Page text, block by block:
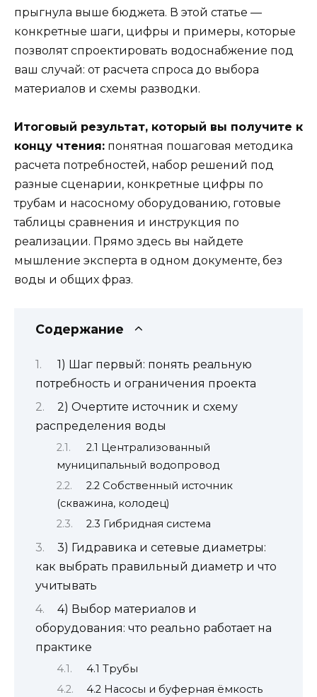
прыгнула выше бюджета. В этой статье —
конкретные шаги, цифры и примеры, которые
позволят спроектировать водоснабжение под
ваш случай: от расчета спроса до выбора
материалов и схемы разводки.
Итоговый результат, который вы получите к
концу чтения: понятная пошаговая методика
расчета потребностей, набор решений под
разные сценарии, конкретные цифры по
трубам и насосному оборудованию, готовые
таблицы сравнения и инструкция по
реализации. Прямо здесь вы найдете
мышление эксперта в одном документе, без
воды и общих фраз.
Содержание
1) Шаг первый: понять реальную
потребность и ограничения проекта
2) Очертите источник и схему
распределения воды
2.1 Централизованный
муниципальный водопровод
2.2 Собственный источник
(скважина, колодец)
2.3 Гибридная система
3) Гидравика и сетевые диаметры:
как выбрать правильный диаметр и что
учитывать
4) Выбор материалов и
оборудования: что реально работает на
практике
4.1 Трубы
4.2 Насосы и буферная ёмкость